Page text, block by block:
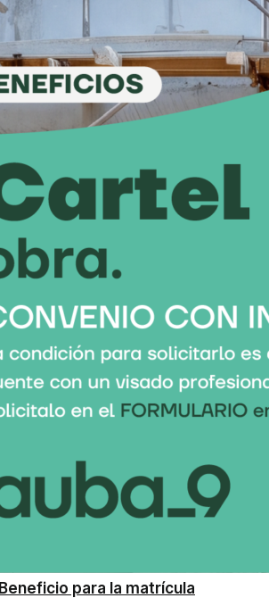
para la matrícula